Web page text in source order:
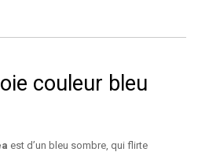
couleur bleu
est d’un bleu sombre, qui flirte